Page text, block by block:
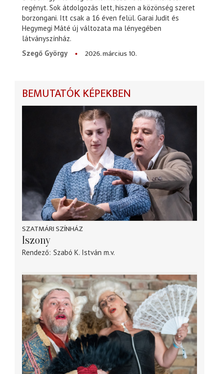
regényt. Sok átdolgozás lett, hiszen a közönség szeret
borzongani. Itt csak a 16 éven felül. Garai Judit és
Hegymegi Máté új változata ma lényegében
látványszínház.
Szegő György
2026. március 10.
BEMUTATÓK KÉPEKBEN
SZATMÁRI SZÍNHÁZ
Iszony
Rendező Szabó K. István m.v.